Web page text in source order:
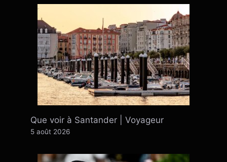
Que voir à Santander | Voyageur
5 août 2026